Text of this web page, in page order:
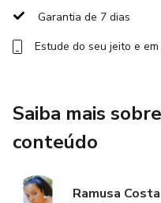
Garantia de 7 dias
Estude do seu jeito e
Saiba mais
conteúdo
Ramusa Costa